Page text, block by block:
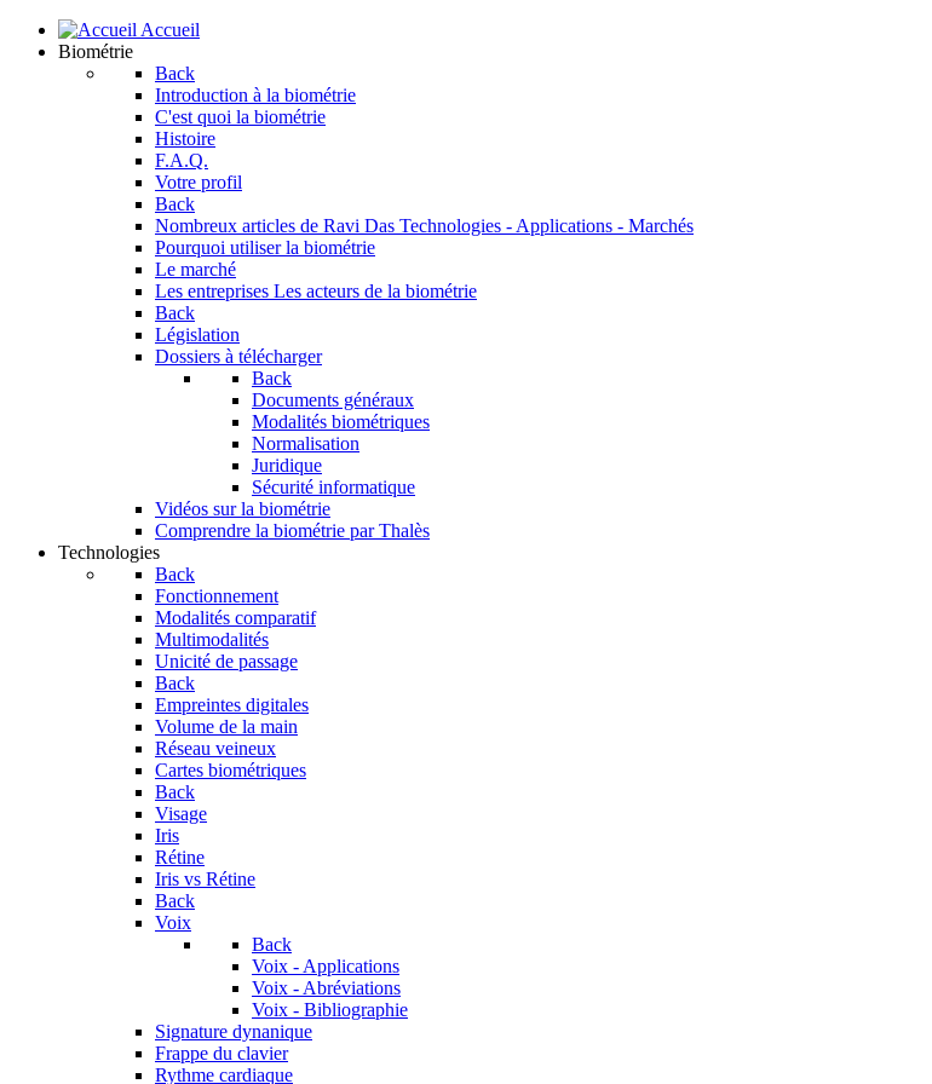
Accueil
Biométrie
Back
Introduction à la biométrie
C'est quoi la biométrie
Histoire
F.A.Q.
Votre profil
Back
Nombreux articles de Ravi Das Technologies - Applications - Marchés
Pourquoi utiliser la biométrie
Le marché
Les entreprises Les acteurs de la biométrie
Back
Législation
Dossiers à télécharger
Back
Documents généraux
Modalités biométriques
Normalisation
Juridique
Sécurité informatique
Vidéos sur la biométrie
Comprendre la biométrie par Thalès
Technologies
Back
Fonctionnement
Modalités comparatif
Multimodalités
Unicité de passage
Back
Empreintes digitales
Volume de la main
Réseau veineux
Cartes biométriques
Back
Visage
Iris
Rétine
Iris vs Rétine
Back
Voix
Back
Voix - Applications
Voix - Abréviations
Voix - Bibliographie
Signature dynanique
Frappe du clavier
Rythme cardiaque